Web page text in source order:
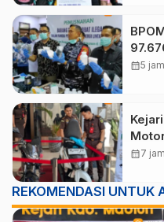
calendar_month5
calendar_month7
REKOMENDASI UNTUK